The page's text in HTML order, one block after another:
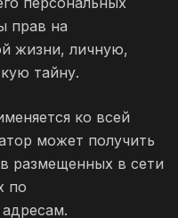
прав на
жизни, личную,
тайну.
ко всей
может получить
размещенных в сети
по